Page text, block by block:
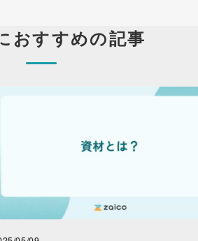
おすすめの記事